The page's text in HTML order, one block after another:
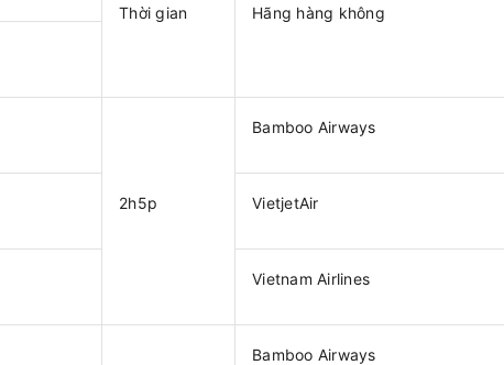
Thời gian
Hãng hàng không
2h5p
Bamboo Airways
VietjetAir
Vietnam Airlines
Bamboo Airways